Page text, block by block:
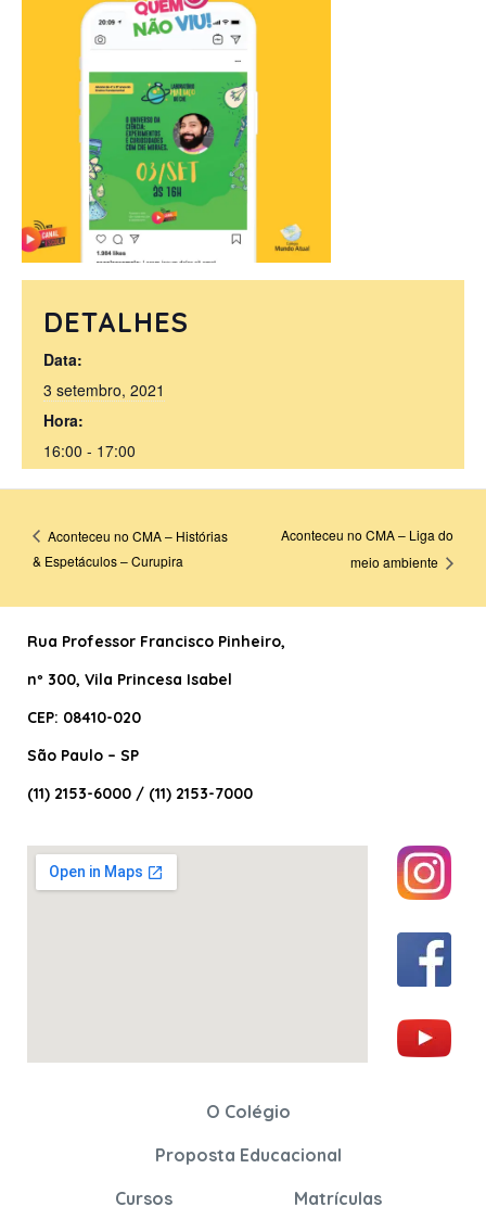
DETALHES
Data:
3 setembro, 2021
Hora:
16:00 - 17:00
Aconteceu no CMA – Histórias
& Espetáculos – Curupira
Aconteceu no CMA – Liga do
meio ambiente
Rua Professor Francisco Pinheiro,
nº 300, Vila Princesa Isabel
CEP: 08410-020
São Paulo – SP
(11) 2153-6000 / (11) 2153-7000
O Colégio
Proposta Educacional
Cursos
Matrículas